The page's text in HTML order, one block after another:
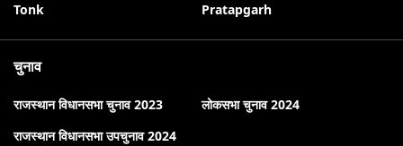
Tonk
Pratapgarh
चुनाव
राजस्थान विधानसभा चुनाव 2023
लोकसभा चुनाव 2024
राजस्थान विधानसभा उपचुनाव 2024